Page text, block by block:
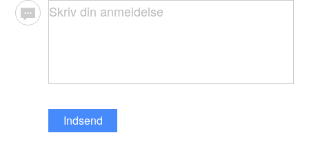
Indsend